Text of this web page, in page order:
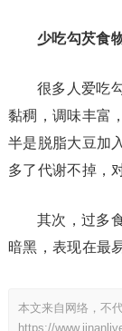
少吃勾芡食
很多人爱吃
黏稠，调味丰富
半是脱脂大豆加
多了代谢不掉，
其次，过多
暗黑，表现在最
本文来自网络，不
https://